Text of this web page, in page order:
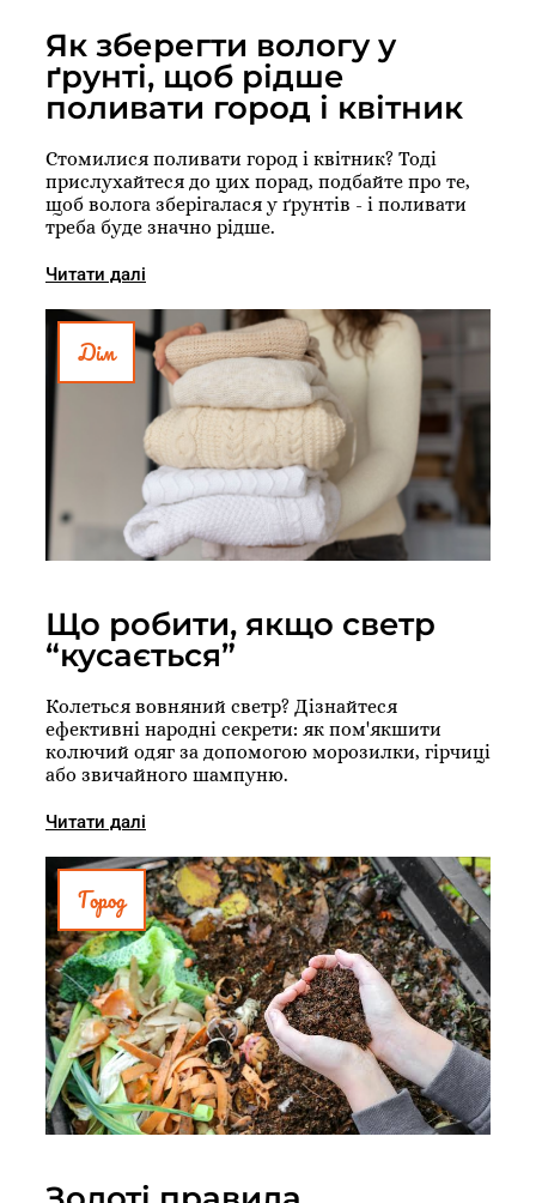
Як зберегти вологу у
ґрунті, щоб рідше
поливати город і квітник
Стомилися поливати город і квітник? Тоді
прислухайтеся до цих порад, подбайте про те,
щоб волога зберігалася у ґрунтів - і поливати
треба буде значно рідше.
Читати далі
Дім
Що робити, якщо светр
“кусається”
Колеться вовняний светр? Дізнайтеся
ефективні народні секрети: як пом'якшити
колючий одяг за допомогою морозилки, гірчиці
або звичайного шампуню.
Читати далі
Город